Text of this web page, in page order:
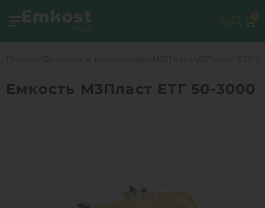
Емкость М3Пласт ЕТГ 50-3000